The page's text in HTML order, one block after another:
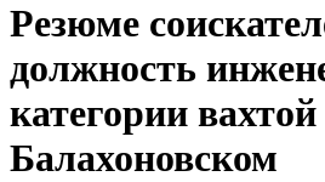
Резюме
должность
категории
Балахоновском